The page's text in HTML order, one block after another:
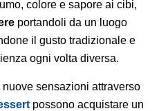
colore e sapore ai cibi,
portandoli da un luogo
il gusto tradizionale e
ogni volta diversa.
sensazioni attraverso
possono acquistare un